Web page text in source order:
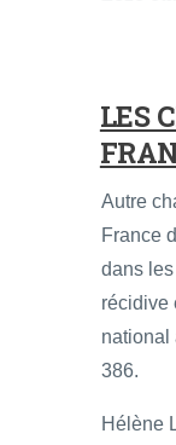
LES
Autre
France
dans
récidive
national
386.
Hélène